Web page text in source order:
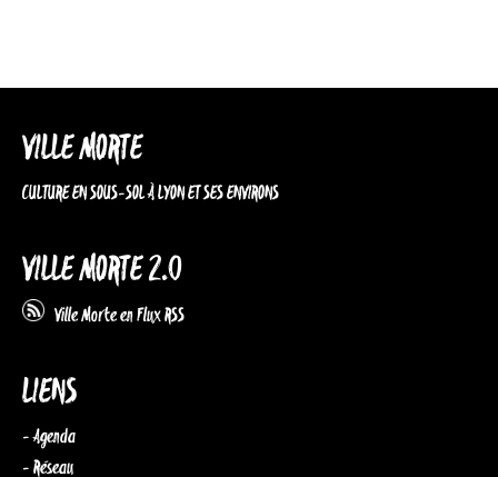
VILLE MORTE
CULTURE EN SOUS-SOL À LYON ET SES ENVIRONS
VILLE MORTE 2.0
Ville Morte en Flux RSS
LIENS
- Agenda
- Réseau